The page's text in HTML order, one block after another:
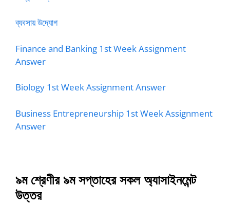
ব্যবসায় উদ্যোগ
Finance and Banking 1st Week Assignment
Answer
Biology 1st Week Assignment Answer
Business Entrepreneurship 1st Week Assignment
Answer
৯ম শ্রেণীর ৯ম সপ্তাহের সকল অ্যাসাইনমেন্ট
উত্তর